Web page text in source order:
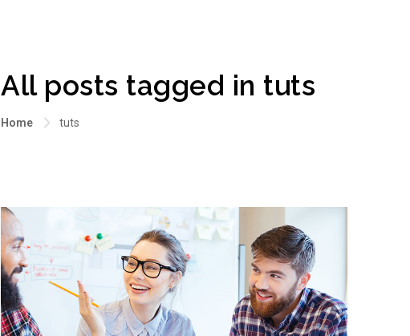
All posts tagged in tuts
Home tuts